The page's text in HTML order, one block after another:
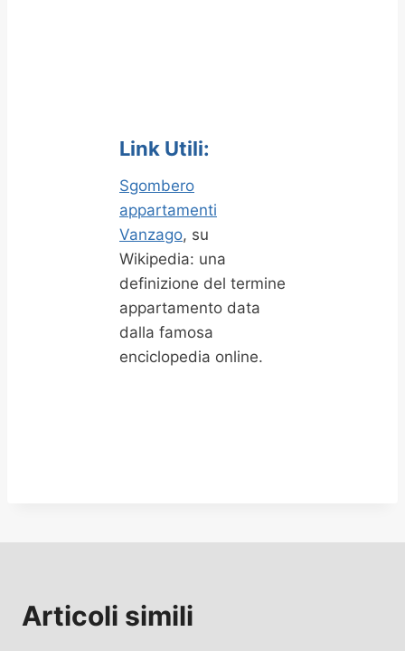
Link Utili:
Sgombero
appartamenti
Vanzago, su
Wikipedia: una
definizione del termine
appartamento data
dalla famosa
enciclopedia online.
Articoli simili